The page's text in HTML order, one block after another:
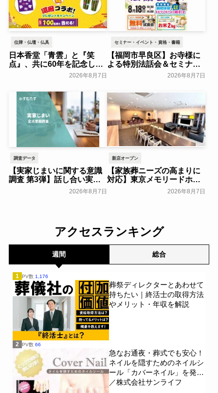
位牌・仏壇・仏具
日本香堂「青雲」と『笑
点』、共に60年を記念した
初コラボ！オリジナルグッ
ンを実施～日本香堂～
一般公開
2026年8月7日
セミナー・イベント・資格・書籍
【福岡市早良区】お寺様に
よる特別法話会＆セミナー
特典「無料試食会」を8月
一般公開
2026年8月7日
調査データ
【実家じまいに関する意識
調査 第3弾】話し合い実施
率は29.5％で前回から低
下。「大相続時代」でも家
2026年8月7日
新店オープン
【家族葬ニーズの高まりに
対応】東京メモリードホー
ルに貸切型家族葬空間『第
８ホール～Living～』オー
2026年8月7日
アクセスランキング
週間 総合
1 PV数 1,176
葬祭ディレクターとあわせて
持ちたい｜終活士の取得方法
やメリット・年収を解説
2 PV数 66
急なお通夜・葬式でも安心！
ネイルを隠すためのネイルシ
ール「カバーネイル」を発売
／株式会社サンライフ